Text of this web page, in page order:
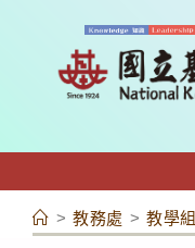
容
> 教務處 > 教學組